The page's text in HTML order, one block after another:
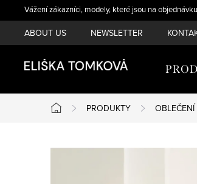
na
obsah
Vážení zákazníci, modely, které jsou na
ABOUT US NEWSLETTER
Domů
PRODUKTY OBLEČENÍ